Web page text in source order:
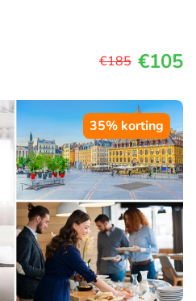
€185 €105
35% korting